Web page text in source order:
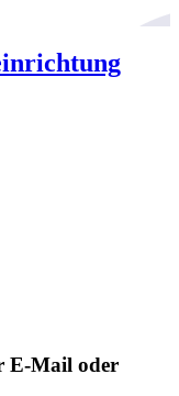
E-Mail oder